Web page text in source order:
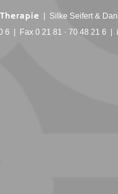
| Silke Seifert &
6 | Fax 0 21 81 · 70 48 21 6 |